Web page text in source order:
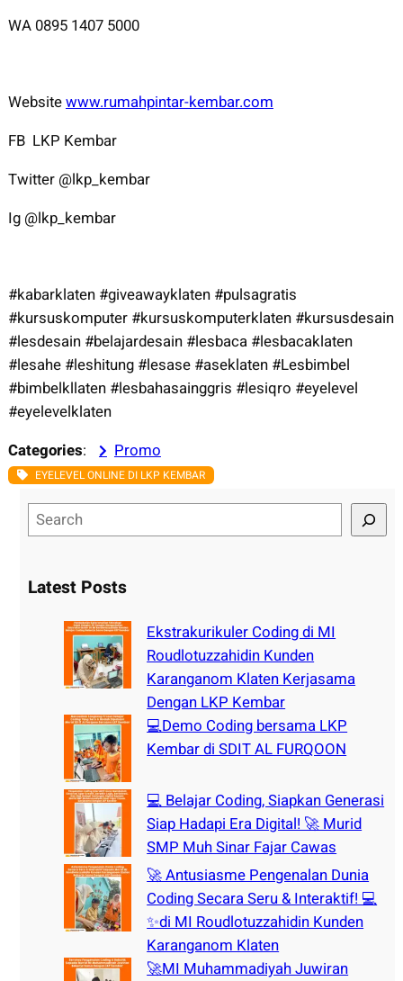
WA 0895 1407 5000
Websitewww.rumahpintar-kembar.com
FB LKP Kembar
Twitter @lkp_kembar
Ig @lkp_kembar
#kabarklaten #giveawayklaten #pulsagratis
#kursuskomputer #kursuskomputerklaten #kursusdesain
#lesdesain #belajardesain #lesbaca #lesbacaklaten
#lesahe #leshitung #lesase #aseklaten #Lesbimbel
#bimbelkllaten #lesbahasainggris #lesiqro #eyelevel
#eyelevelklaten
Categories: Promo
EYELEVEL ONLINE DI LKP KEMBAR
e
rLatest Posts
Ekstrakurikuler Coding di MI
Roudlotuzzahidin Kunden
Karanganom Klaten Kerjasama
Dengan LKP Kembar
💻Demo Coding bersama LKP
Kembar di SDIT AL FURQOON
💻 Belajar Coding, Siapkan Generasi
Siap Hadapi Era Digital! 🚀 Murid
SMP Muh Sinar Fajar Cawas
🚀 Antusiasme Pengenalan Dunia
Coding Secara Seru & Interaktif! 💻
✨di MI Roudlotuzzahidin Kunden
Karanganom Klaten
🚀MI Muhammadiyah Juwiran